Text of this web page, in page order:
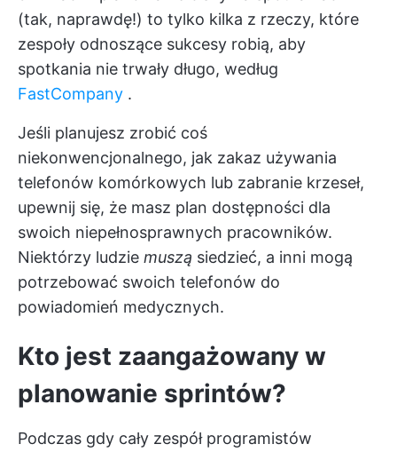
(tak, naprawdę!) to tylko kilka z rzeczy, które
zespoły odnoszące sukcesy robią, aby
spotkania nie trwały długo, według
FastCompany .
Jeśli planujesz zrobić coś
niekonwencjonalnego, jak zakaz używania
telefonów komórkowych lub zabranie krzeseł,
upewnij się, że masz plan dostępności dla
swoich niepełnosprawnych pracowników.
Niektórzy ludzie muszą siedzieć, a inni mogą
potrzebować swoich telefonów do
powiadomień medycznych.
Kto jest zaangażowany w
planowanie sprintów?
Podczas gdy cały zespół programistów